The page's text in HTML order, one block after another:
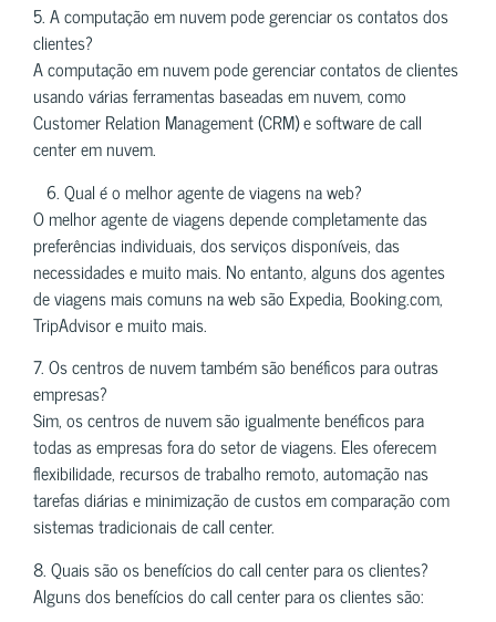
5. A computação em nuvem pode gerenciar os contatos dos
clientes?
A computação em nuvem pode gerenciar contatos de clientes
usando várias ferramentas baseadas em nuvem, como
Customer Relation Management (CRM) e software de call
center em nuvem.
6. Qual é o melhor agente de viagens na web?
O melhor agente de viagens depende completamente das
preferências individuais, dos serviços disponíveis, das
necessidades e muito mais. No entanto, alguns dos agentes
de viagens mais comuns na web são Expedia, Booking.com,
TripAdvisor e muito mais.
7. Os centros de nuvem também são benéficos para outras
empresas?
Sim, os centros de nuvem são igualmente benéficos para
todas as empresas fora do setor de viagens. Eles oferecem
flexibilidade, recursos de trabalho remoto, automação nas
tarefas diárias e minimização de custos em comparação com
sistemas tradicionais de call center.
8. Quais são os benefícios do call center para os clientes?
Alguns dos benefícios do call center para os clientes são: